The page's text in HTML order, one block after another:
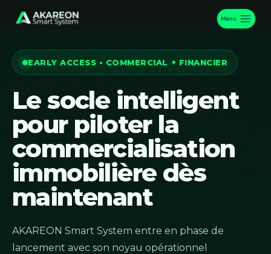
Menu
EARLY ACCESS • COMMERCIAL + FINANCIER
Le socle intelligent
pour piloter la
commercialisation
immobilière dès
maintenant
AKAREON Smart System entre en phase de
lancement avec son noyau opérationnel